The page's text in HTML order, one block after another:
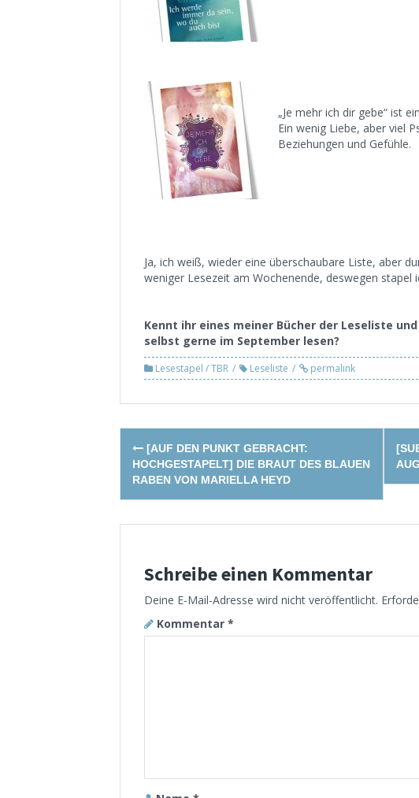
„Je mehr ich dir gebe“ ist
Ein wenig Liebe, aber viel
Beziehungen und Gefühle.
Ja, ich weiß, wieder eine überschaubare Liste, aber
weniger Lesezeit am Wochenende, deswegen stapel
Kennt ihr eines meiner Bücher der Leseliste
selbst gerne im September lesen?
Lesestapel / TBR Leseliste permalink
Post
navigation
[AUF DEN PUNKT GEBRACHT:
HOCHGESTAPELT] DIE BRAUT DES BLAUEN
RABEN VON MARIELLA HEYD
Schreibe einen Kommentar
Deine E-Mail-Adresse wird nicht veröffentlicht.
Kommentar *